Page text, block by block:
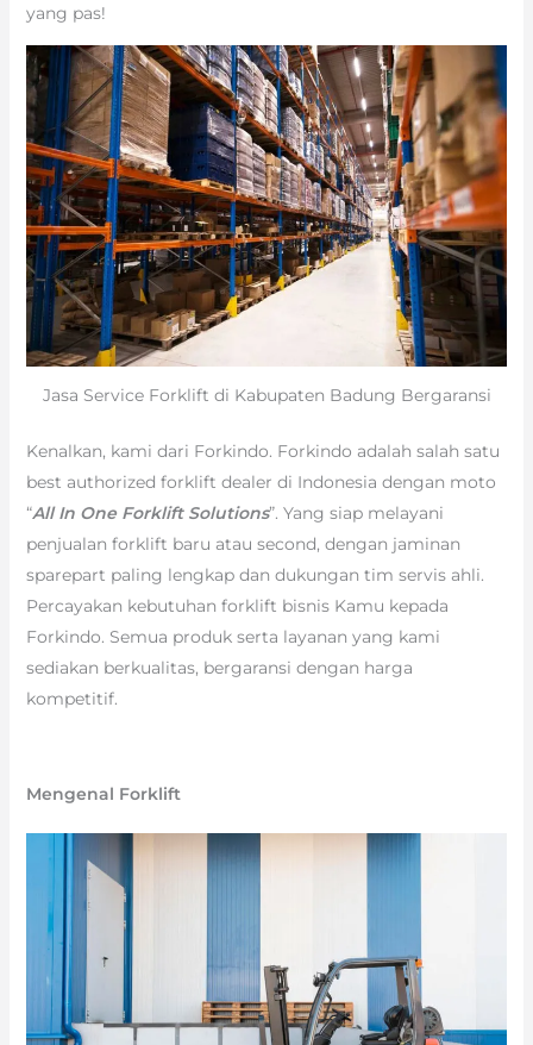
yang pas!
Jasa Service Forklift di Kabupaten Badung Bergaransi
Kenalkan, kami dari Forkindo. Forkindo adalah salah satu
best authorized forklift dealer di Indonesia dengan moto
“All In One Forklift Solutions”. Yang siap melayani
penjualan forklift baru atau second, dengan jaminan
sparepart paling lengkap dan dukungan tim servis ahli.
Percayakan kebutuhan forklift bisnis Kamu kepada
Forkindo. Semua produk serta layanan yang kami
sediakan berkualitas, bergaransi dengan harga
kompetitif.
Mengenal Forklift